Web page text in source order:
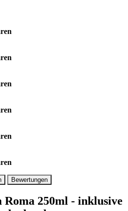
Bewertungen
Roma 250ml - inklusive